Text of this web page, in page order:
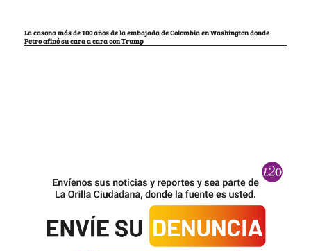
La casona más de 100 años de la embajada de Colombia en Washington donde
Petro afinó su cara a cara con Trump